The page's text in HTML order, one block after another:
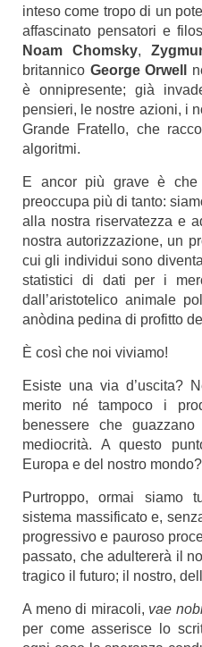
inteso come tropo di un
affascinato pensatori e
Noam Chomsky,
britannico George Orwell
è onnipresente; già
pensieri, le nostre azioni, i
Grande Fratello, che
algoritmi.
E ancor più grave è che
preoccupa più di tanto:
alla nostra riservatezza e
nostra autorizzazione, un
cui gli individui sono
statistici di dati per i
dall’aristotelico animale
anòdina pedina di profitto
È così che noi viviamo!
Esiste una via d’uscita?
merito né tampoco i
benessere che
mediocrità. A questo
Europa e del nostro
Purtroppo, ormai siamo
sistema massificato e,
progressivo e pauroso
passato, che adultererà il
tragico il futuro; il nostro,
A meno di miracoli, vae
per come asserisce lo